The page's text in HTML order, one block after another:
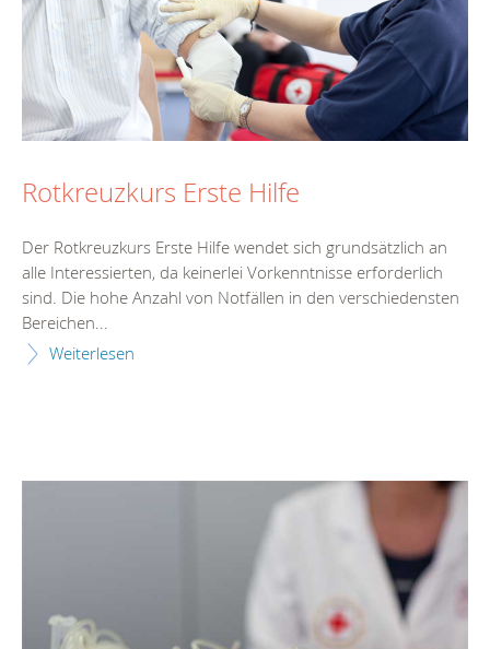
Rotkreuzkurs Erste Hilfe
Der Rotkreuzkurs Erste Hilfe wendet sich grundsätzlich an
alle Interessierten, da keinerlei Vorkenntnisse erforderlich
sind. Die hohe Anzahl von Notfällen in den verschiedensten
Bereichen...
Weiterlesen